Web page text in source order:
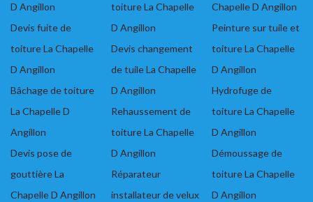
D Angillon
Devis fuite de
toiture La Chapelle
D Angillon
Bâchage de toiture
La Chapelle D
Angillon
Devis pose de
gouttière La
Chapelle D Angillon
toiture La Chapelle
D Angillon
Devis changement
de tuile La Chapelle
D Angillon
Rehaussement de
toiture La Chapelle
D Angillon
Réparateur
installateur de velux
Chapelle D Angillon
Peinture sur tuile et
toiture La Chapelle
D Angillon
Hydrofuge de
toiture La Chapelle
D Angillon
Démoussage de
toiture La Chapelle
D Angillon